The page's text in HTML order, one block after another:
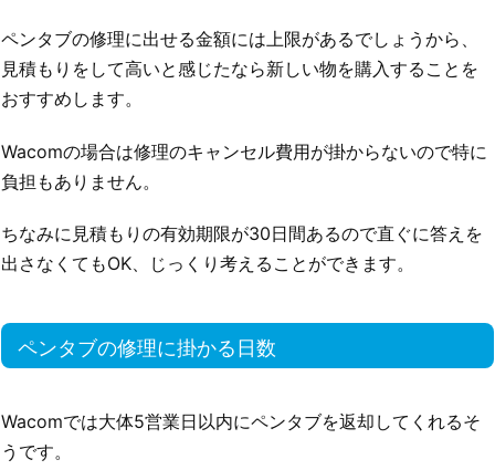
ペンタブの修理に出せる金額には上限があるでしょうから、
見積もりをして高いと感じたなら新しい物を購入することを
おすすめします。
Wacomの場合は修理のキャンセル費用が掛からないので特に
負担もありません。
ちなみに見積もりの有効期限が30日間あるので直ぐに答えを
出さなくてもOK、じっくり考えることができます。
ペンタブの修理に掛かる日数
Wacomでは大体5営業日以内にペンタブを返却してくれるそ
うです。